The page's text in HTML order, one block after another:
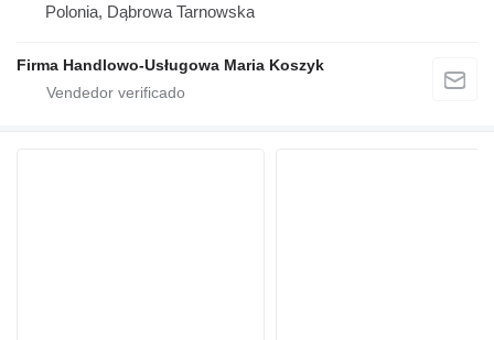
Polonia, Dąbrowa Tarnowska
Firma Handlowo-Usługowa Maria Koszyk